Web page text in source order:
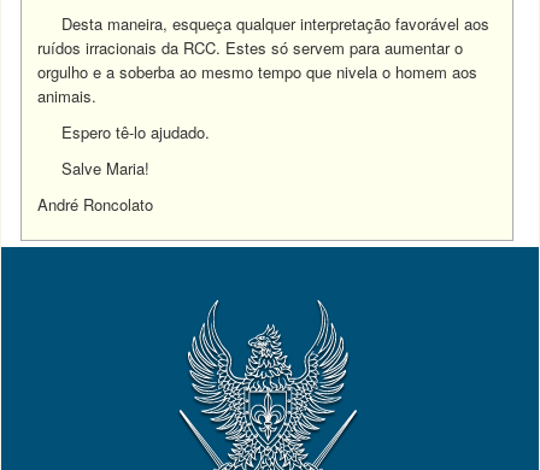
Desta maneira, esqueça qualquer interpretação favorável aos
ruídos irracionais da RCC. Estes só servem para aumentar o
orgulho e a soberba ao mesmo tempo que nivela o homem aos
animais.
Espero tê-lo ajudado.
Salve Maria!
André Roncolato